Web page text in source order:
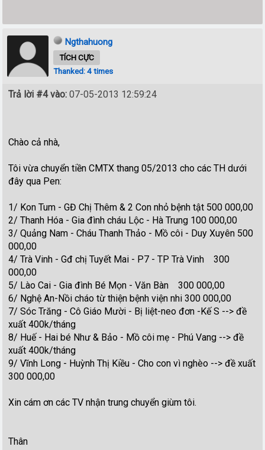
Ngthahuong
TÍCH CỰC
Thanked: 4 times
Trả lời #4 vào: 07-05-2013 12:59:24
Chào cả nhà,
Tôi vừa chuyển tiền CMTX thang 05/2013 cho các TH dưới
đây qua Pen:
1/ Kon Tum - GĐ Chị Thêm & 2 Con nhỏ bệnh tật 500 000,00
2/ Thanh Hóa - Gia đình cháu Lộc - Hà Trung 100 000,00
3/ Quảng Nam - Cháu Thanh Thảo - Mồ côi - Duy Xuyên 500
000,00
4/ Trà Vinh - Gđ chị Tuyết Mai - P7 - TP Trà Vinh 300
000,00
5/ Lào Cai - Gia đình Bé Mọn - Văn Bàn 300 000,00
6/ Nghệ An-Nồi cháo từ thiện bệnh viện nhi 300 000,00
7/ Sóc Trăng - Cô Giáo Mười - Bị liệt-neo đơn -Kế S --> đề
xuất 400k/tháng
8/ Huế - Hai bé Như & Bảo - Mồ côi mẹ - Phú Vang --> đề
xuất 400k/tháng
9/ Vĩnh Long - Huỳnh Thị Kiều - Cho con vì nghèo --> đề xuất
300 000,00
Xin cám ơn các TV nhận trung chuyển giùm tôi.
Thân